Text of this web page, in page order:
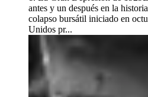
antes y un después en la
colapso bursátil iniciado en
Unidos pr...